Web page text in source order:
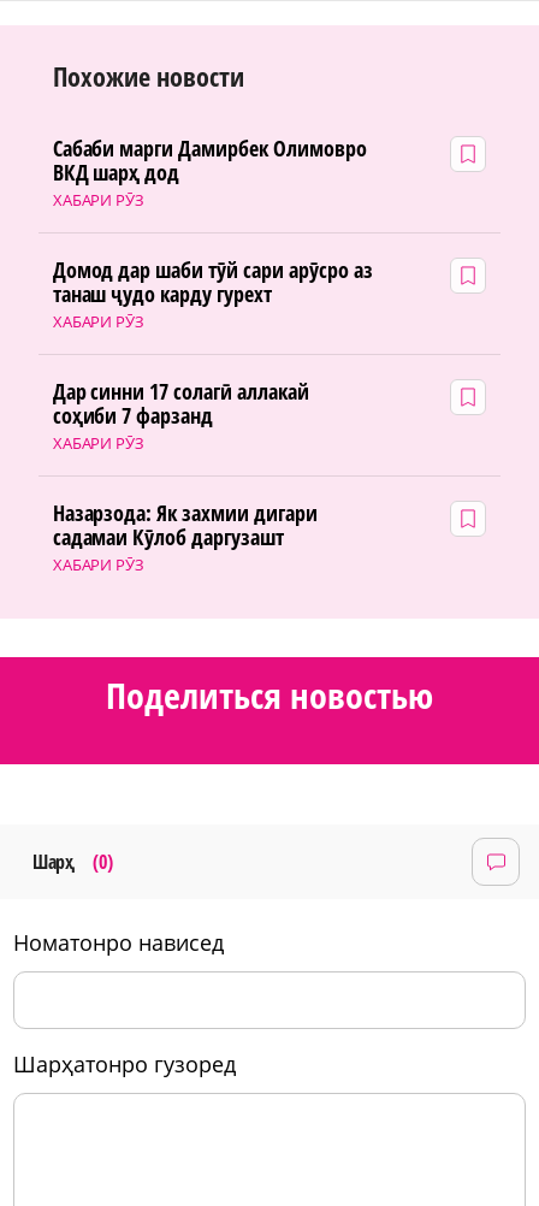
Похожие новости
ХАБАРИ РӮЗ
Сабаби марги Дамирбек Олимовро
ВКД шарҳ дод
ХАБАРИ РӮЗ
Домод дар шаби тӯй сари арӯсро аз
танаш ҷудо карду гурехт
ХАБАРИ РӮЗ
Дар синни 17 солагӣ аллакай
соҳиби 7 фарзанд
ХАБАРИ РӮЗ
Назарзода: Як захмии дигари
садамаи Кӯлоб даргузашт
Поделиться новостью
Шарҳ (0)
номатонро нависед
шарҳатонро гузоред